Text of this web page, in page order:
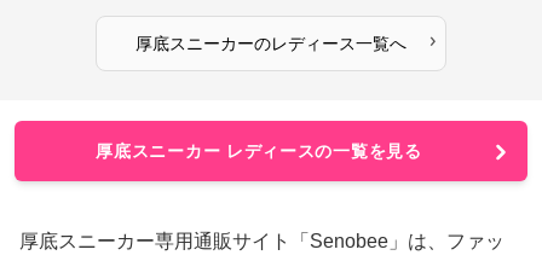
厚底スニーカーのレディース一覧へ ›
厚底スニーカー レディースの一覧を見る
厚底スニーカー専用通販サイト「Senobee」は、ファッ